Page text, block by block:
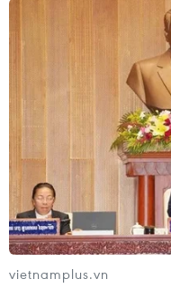
Đại biểu Quốc hội
chuyên trách Đoàn đại
vietnamplus.vn